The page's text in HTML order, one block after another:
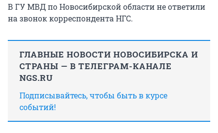
В ГУ МВД по Новосибирской области не ответили
на звонок корреспондента НГС.
ГЛАВНЫЕ НОВОСТИ НОВОСИБИРСКА И
СТРАНЫ — В ТЕЛЕГРАМ-КАНАЛЕ
NGS.RU
Подписывайтесь, чтобы быть в курсе
событий!